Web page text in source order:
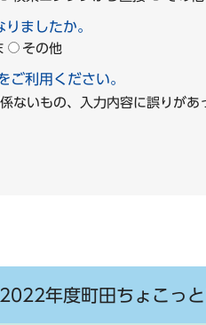
ましたか。
その他
ご利用ください。
係ないもの、入力内容に誤り
2022年度町田ちょこっ